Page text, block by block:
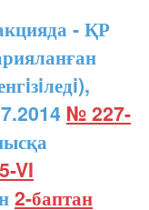
- ҚР
№ 227-
VI
2-баптан